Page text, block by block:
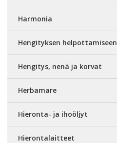
Harmonia
Hengityksen helpottamiseen
Hengitys, nenä ja korvat
Herbamare
Hieronta- ja ihoöljyt
Hierontalaitteet